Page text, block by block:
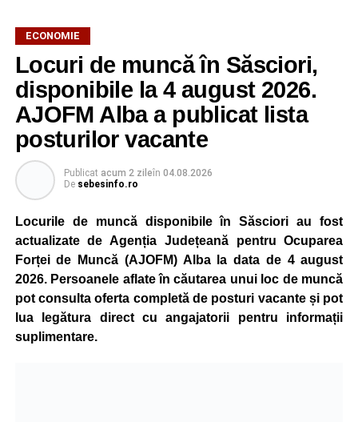
Potrivit unui comunicat al companiei, măsura va fi aplicată
gradual, în funcție de necesitățile sistemului energetic.
Reprezentanții Kronospan precizează că evoluția situației
este monitorizată permanent, iar activitatea va reveni la
capacitate normală imediat ce condițiile vor permite.
Compania dă asigurări că oprirea temporară a unor linii
de producție nu va afecta livrările către clienți.
Kronospan se numără printre cei mai mari consumatori de
energie electrică din România. O parte din necesarul
energetic este acoperită prin producția proprie de energie,
realizată cu ajutorul panourilor fotovoltaice și al unităților
de cogenerare.
Reprezentanții companiei afirmă că vor continua
colaborarea cu autoritățile și operatorii din domeniul
energetic pentru a contribui la depășirea perioadei dificile
ECONOMIE
Locuri de muncă în Săsciori,
disponibile la 4 august 2026.
AJOFM Alba a publicat lista
posturilor vacante
Publicat acum 2 zileîn 04.08.2026
De sebesinfo.ro
Locurile de muncă disponibile în Săsciori au fost
actualizate de Agenția Județeană pentru Ocuparea
Forței de Muncă (AJOFM) Alba la data de 4 august
2026. Persoanele aflate în căutarea unui loc de muncă
pot consulta oferta completă de posturi vacante și pot
lua legătura direct cu angajatorii pentru informații
suplimentare.